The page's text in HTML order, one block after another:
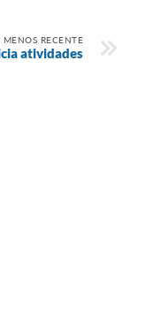
RECENTE
atividades